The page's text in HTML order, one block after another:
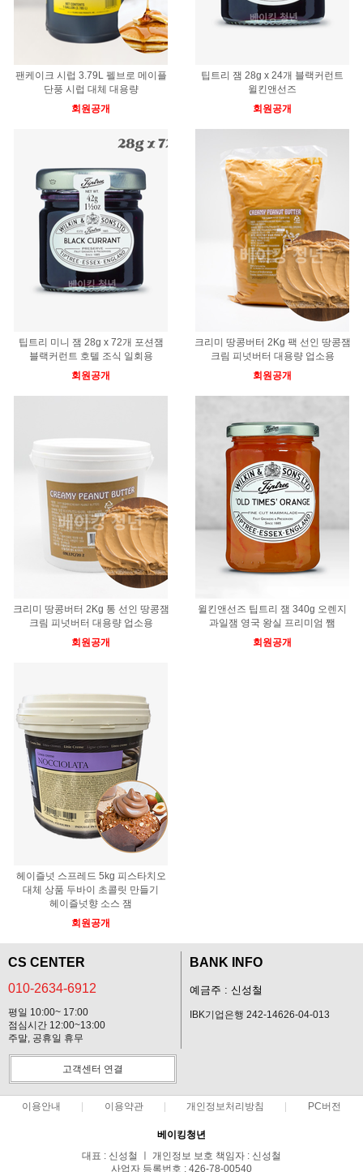
팬케이크 시럽 3.79L 펠브로 메이플
단풍 시럽 대체 대용량
회원공개
팁트리 잼 28g x 24개 블랙커런트
윌킨앤선즈
회원공개
팁트리 미니 잼 28g x 72개 포션잼
블랙커런트 호텔 조식 일회용
회원공개
크리미 땅콩버터 2Kg 팩 선인 땅콩잼
크림 피넛버터 대용량 업소용
회원공개
크리미 땅콩버터 2Kg 통 선인 땅콩잼
크림 피넛버터 대용량 업소용
회원공개
윌킨앤선즈 팁트리 잼 340g 오렌지
과일잼 영국 왕실 프리미엄 쨈
회원공개
헤이즐넛 스프레드 5kg 피스타치오
대체 상품 두바이 초콜릿 만들기
헤이즐넛향 소스 잼
회원공개
CS CENTER
010-2634-6912
평일 10:00~ 17:00
점심시간 12:00~13:00
주말, 공휴일 휴무
BANK INFO
예금주 : 신성철
IBK기업은행 242-14626-04-013
고객센터 연결
이용안내 이용약관 개인정보처리방침 PC버전
베이킹청년
대표 : 신성철 ㅣ 개인정보 보호 책임자 : 신성철
사업자 등록번호 : 426-78-00540